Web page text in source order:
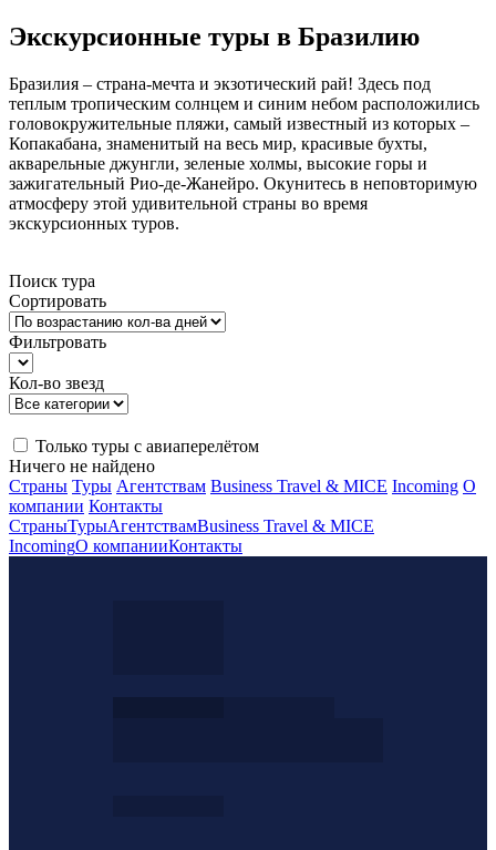
Экскурсионные туры в Бразилию
Бразилия – страна-мечта и экзотический рай! Здесь под
теплым тропическим солнцем и синим небом расположились
головокружительные пляжи, самый известный из которых –
Копакабана, знаменитый на весь мир, красивые бухты,
акварельные джунгли, зеленые холмы, высокие горы и
зажигательный Рио-де-Жанейро. Окунитесь в неповторимую
атмосферу этой удивительной страны во время
экскурсионных туров.
Поиск тура
Сортировать
Фильтровать
Кол-во звезд
Только туры с авиаперелётом
Ничего не найдено
Страны Туры Агентствам Business Travel & MICE Incoming О
компании Контакты
СтраныТурыАгентствамBusiness Travel & MICE
IncomingО компанииКонтакты